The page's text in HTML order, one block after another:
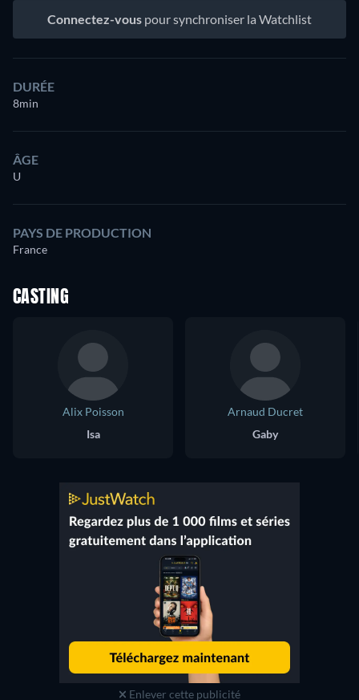
Connectez-vous pour synchroniser la Watchlist
DURÉE
8min
ÂGE
U
PAYS DE PRODUCTION
France
CASTING
Alix Poisson
Isa
Arnaud Ducret
Gaby
Enlever cette publicité